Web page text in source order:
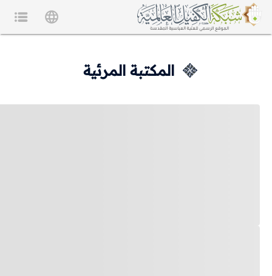
المكتبة المرئية